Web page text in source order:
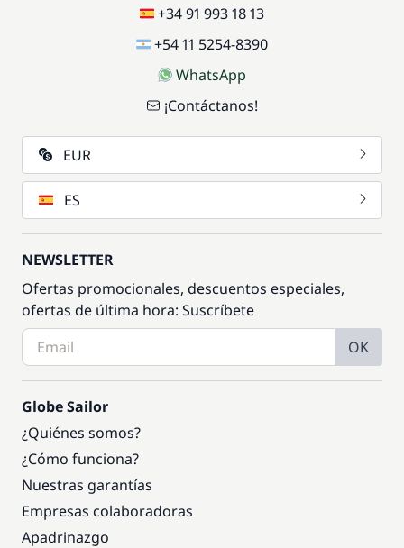
Cocinero (comidas no incluidas)
Pensión completa
Teléfono móvil 30,00 €
Traslado 50,00 €
+34 91 993 18 13
+54 11 5254-8390
WhatsApp
¡Contáctanos!
EUR
ES
NEWSLETTER
Ofertas promocionales, descuentos especiales,
ofertas de última hora: Suscríbete
OK
Globe Sailor
¿Quiénes somos?
¿Cómo funciona?
Nuestras garantías
Empresas colaboradoras
Apadrinazgo